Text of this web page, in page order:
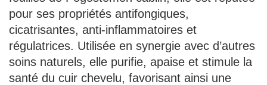
pour ses propriétés antifongiques,
cicatrisantes, anti-inflammatoires et
régulatrices. Utilisée en synergie avec d’autres
soins naturels, elle purifie, apaise et stimule la
santé du cuir chevelu, favorisant ainsi une